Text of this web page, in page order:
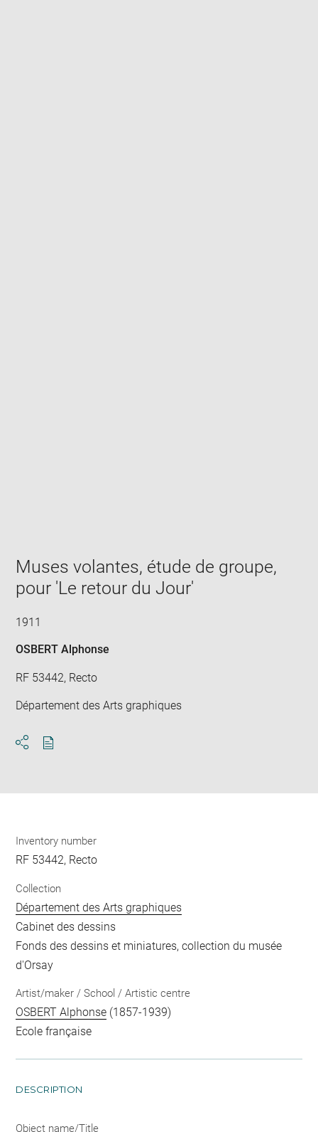
window
Muses volantes, étude de groupe,
pour 'Le retour du Jour'
1911
OSBERT Alphonse
RF 53442, Recto
Département des Arts graphiques
Inventory number
RF 53442, Recto
Collection
Département des Arts graphiques
Cabinet des dessins
Fonds des dessins et miniatures, collection du musée
d'Orsay
Artist/maker / School / Artistic centre
OSBERT Alphonse (1857-1939)
Ecole française
DESCRIPTION
Object name/Title